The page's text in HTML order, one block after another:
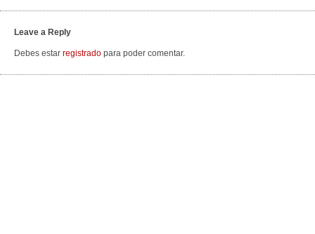
Leave a Reply
Debes estar registrado para poder comentar.